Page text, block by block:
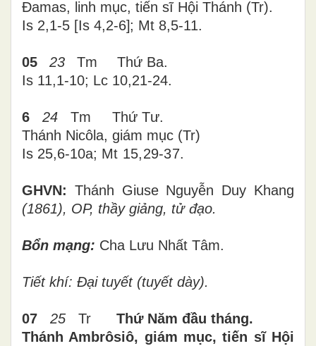
Đamas, linh mục, tiến sĩ Hội Thánh (Tr).
Is 2,1-5 [Is 4,2-6]; Mt 8,5-11.
05 23TmThứ Ba.
Is 11,1-10; Lc 10,21-24.
6 24 Tm Thứ Tư.
Thánh Nicôla, giám mục (Tr)
Is 25,6-10a; Mt 15,29-37.
GHVN: Thánh Giuse Nguyễn Duy Khang
(1861), OP, thầy giảng, tử đạo.
Bổn mạng: Cha Lưu Nhất Tâm.
Tiết khí: Đại tuyết (tuyết dày).
07 25 Tr Thứ Năm đầu tháng.
Thánh Ambrôsiô, giám mục, tiến sĩ Hội